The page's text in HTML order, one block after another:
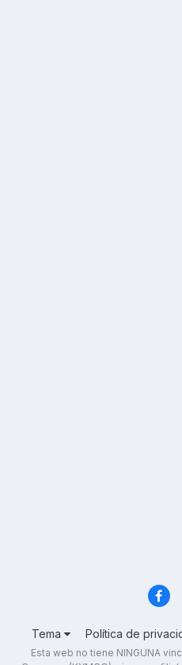
Tema Política de
Esta web no tiene NINGUNA